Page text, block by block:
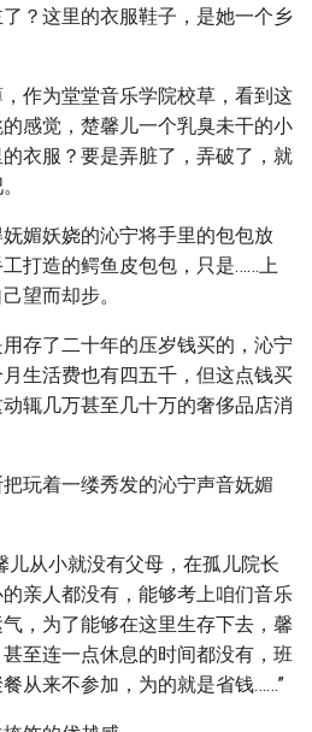
？这里的衣服鞋子，是她一个乡
作为堂堂音乐学院校草，看到这
感觉，楚馨儿一个乳臭未干的小
衣服？要是弄脏了，弄破了，就
媚妖娆的沁宁将手里的包包放
打造的鳄鱼皮包包，只是……上
望而却步。
存了二十年的压岁钱买的，沁宁
生活费也有四五千，但这点钱买
辄几万甚至几十万的奢侈品店消
玩着一缕秀发的沁宁声音妩媚
儿从小就没有父母，在孤儿院长
亲人都没有，能够考上咱们音乐
，为了能够在这里生存下去，馨
至连一点休息的时间都没有，班
从来不参加，为的就是省钱……”